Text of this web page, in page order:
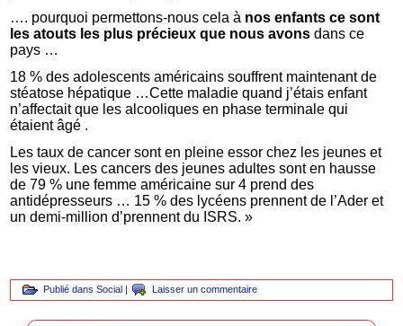
…. pourquoi permettons-nous cela à nos enfants ce sont
les atouts les plus précieux que nous avons dans ce
pays …
18 % des adolescents américains souffrent maintenant de
stéatose hépatique …Cette maladie quand j’étais enfant
n’affectait que les alcooliques en phase terminale qui
étaient âgé .
Les taux de cancer sont en pleine essor chez les jeunes et
les vieux. Les cancers des jeunes adultes sont en hausse
de 79 % une femme américaine sur 4 prend des
antidépresseurs … 15 % des lycéens prennent de l’Ader et
un demi-million d’prennent du ISRS. »
Publié dans Social | Laisser un commentaire